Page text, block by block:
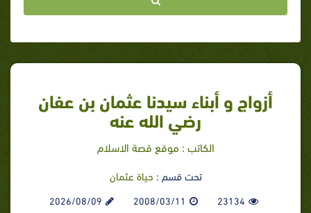
أزواج و أبناء سيدنا عثمان بن عفان
رضي الله عنه
الكاتب : موقع قصة الاسلام
تحت قسم : حياة عثمان
23134
2008/03/11
2026/08/09